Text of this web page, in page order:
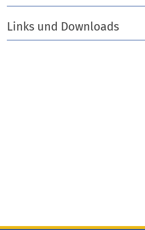
Links und Downloads